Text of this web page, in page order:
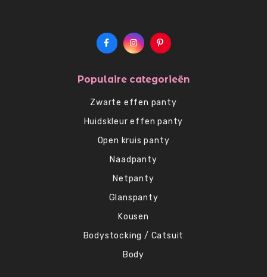
Populaire categorieën
Zwarte effen panty
Huidskleur effen panty
Open kruis panty
Naadpanty
Netpanty
Glanspanty
Kousen
Bodystocking / Catsuit
Body